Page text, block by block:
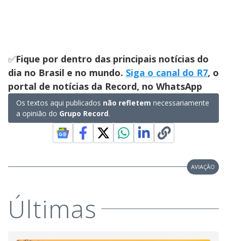
✅Fique por dentro das principais notícias do
dia no Brasil e no mundo. Siga o canal do R7, o
portal de notícias da Record, no WhatsApp
Os textos aqui publicados não refletem necessariamente
a opinião do Grupo Record.
AVIAÇÃO
Últimas